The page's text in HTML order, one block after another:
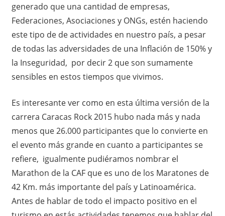
generado que una cantidad de empresas,
Federaciones, Asociaciones y ONGs, estén haciendo
este tipo de de actividades en nuestro país, a pesar
de todas las adversidades de una Inflación de 150% y
la Inseguridad, por decir 2 que son sumamente
sensibles en estos tiempos que vivimos.
Es interesante ver como en esta última versión de la
carrera Caracas Rock 2015 hubo nada más y nada
menos que 26.000 participantes que lo convierte en
el evento más grande en cuanto a participantes se
refiere, igualmente pudiéramos nombrar el
Marathon de la CAF que es uno de los Maratones de
42 Km. más importante del país y Latinoamérica.
Antes de hablar de todo el impacto positivo en el